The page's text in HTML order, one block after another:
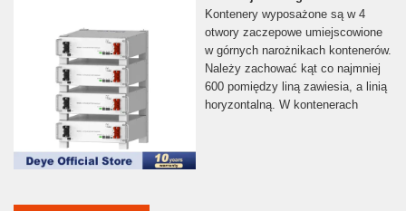
Kontenery wyposażone są w 4
otwory zaczepowe umiejscowione
w górnych narożnikach kontenerów.
Należy zachować kąt co najmniej
600 pomiędzy liną zawiesia, a linią
horyzontalną. W kontenerach